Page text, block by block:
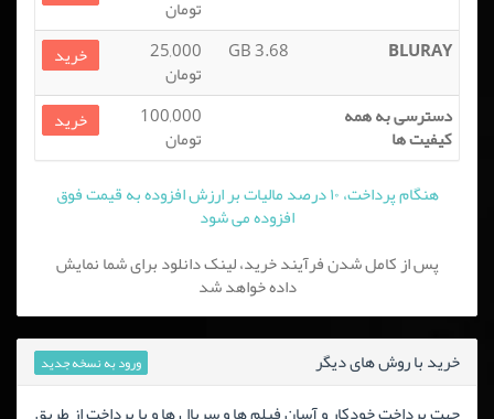
تومان
BLURAY
3.68 GB
25,000
تومان
خرید
دسترسی به همه
کیفیت ها
100,000
تومان
خرید
هنگام پرداخت، ۱۰ درصد مالیات بر ارزش افزوده به قیمت فوق
افزوده می شود
پس از کامل شدن فرآیند خرید، لینک دانلود برای شما نمایش
داده خواهد شد
خرید با روش های دیگر ورود به نسخه جدید